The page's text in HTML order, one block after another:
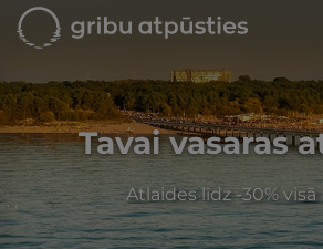
Tavai vasaras
Atlaides līdz -30% visā